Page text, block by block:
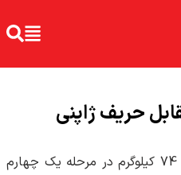
حریف ژاپنی
امیرمحمد یزدانی کشتی گیر وزن 74 کیلوگرم در مرحله یک چهارم